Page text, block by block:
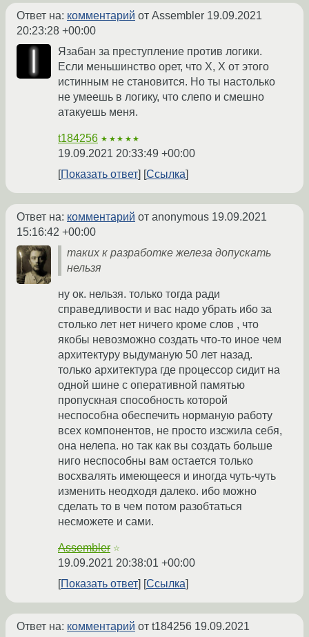
Ответ на: комментарий от Assembler 19.09.2021
20:23:28 +00:00
Язабан за преступление против логики.
Если меньшинство орет, что X, X от этого
истинным не становится. Но ты настолько
не умеешь в логику, что слепо и смешно
атакуешь меня.
t184256 ★★★★★
19.09.2021 20:33:49 +00:00
Показать ответ
Ссылка
Ответ на: комментарий от anonymous 19.09.2021
15:16:42 +00:00
таких к разработке железа допускать
нельзя
ну ок. нельзя. только тогда ради
справедливости и вас надо убрать ибо за
столько лет нет ничего кроме слов , что
якобы невозможно создать что-то иное чем
архитектуру выдуманую 50 лет назад.
только архитектура где процессор сидит на
одной шине с оперативной памятью
пропускная способность которой
неспособна обеспечить норманую работу
всех компонентов, не просто изсжила себя,
она нелепа. но так как вы создать больше
ниго неспособны вам остается только
восхвалять имеющееся и иногда чуть-чуть
изменить неодходя далеко. ибо можно
сделать то в чем потом разобтаться
несможете и сами.
Assembler ☆
19.09.2021 20:38:01 +00:00
Показать ответ
Ссылка
Ответ на: комментарий от t184256 19.09.2021